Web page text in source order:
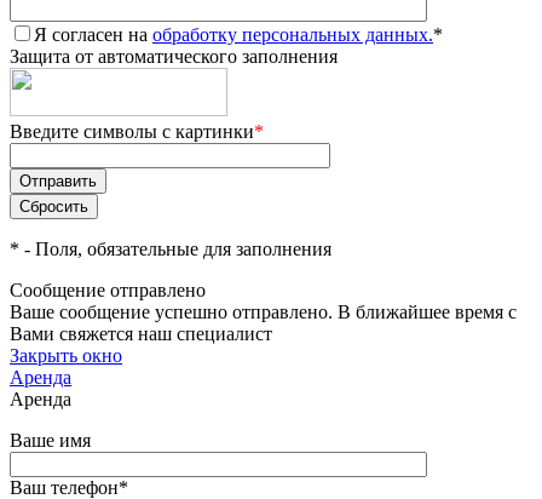
Я согласен на обработку персональных данных.*
Защита от автоматического заполнения
Введите символы с картинки*
* - Поля, обязательные для заполнения
Сообщение отправлено
Ваше сообщение успешно отправлено. В ближайшее время с
Вами свяжется наш специалист
Закрыть окно
Аренда
Аренда
Ваше имя
Ваш телефон*